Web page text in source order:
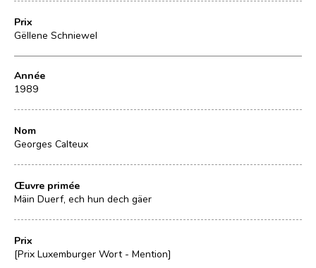
Prix
Gëllene Schniewel
Année
1989
Nom
Georges Calteux
Œuvre primée
Mäin Duerf, ech hun dech gäer
Prix
[Prix Luxemburger Wort - Mention]